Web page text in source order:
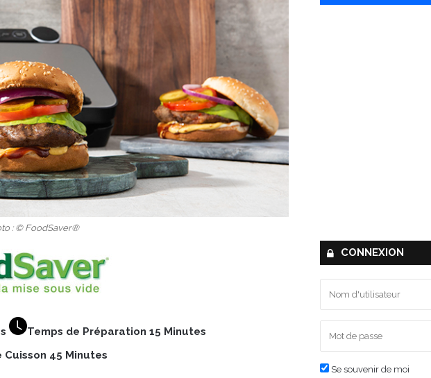
: © FoodSaver®
Temps de Préparation 15 Minutes
Cuisson 45 Minutes
CONNEXION
Se souvenir de moi